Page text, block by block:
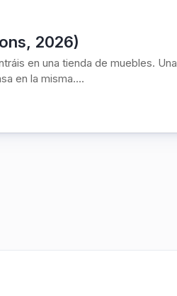
2026)
en una tienda de muebles. Una
en la misma....